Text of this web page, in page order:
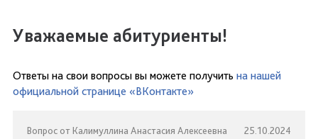
Уважаемые абитуриенты!
Ответы на свои вопросы вы можете получить на нашей
официальной странице «ВКонтакте»
Вопрос от Калимуллина Анастасия Алексеевна 25.10.2024